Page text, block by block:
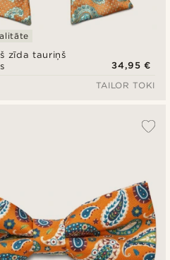
zīda tauriņš
34,95 €
TAILOR TOKI